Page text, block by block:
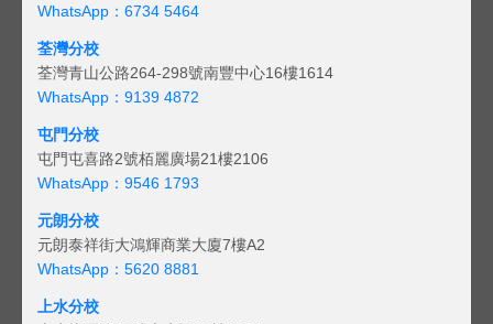
WhatsApp：6734 5464
荃灣分校
荃灣青山公路264-298號南豐中心16樓1614
WhatsApp：9139 4872
屯門分校
屯門屯喜路2號栢麗廣場21樓2106
WhatsApp：9546 1793
元朗分校
元朗泰祥街大鴻輝商業大廈7樓A2
WhatsApp：5620 8881
上水分校